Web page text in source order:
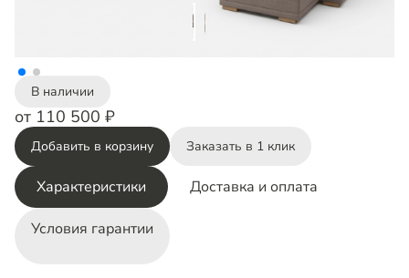
В наличии
от 110 500 ₽
Добавить в корзину Заказать в 1 клик
Характеристики Доставка и оплата
Условия гарантии